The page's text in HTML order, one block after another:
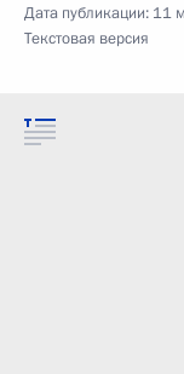
Дата публикации: 11
Текстовая версия